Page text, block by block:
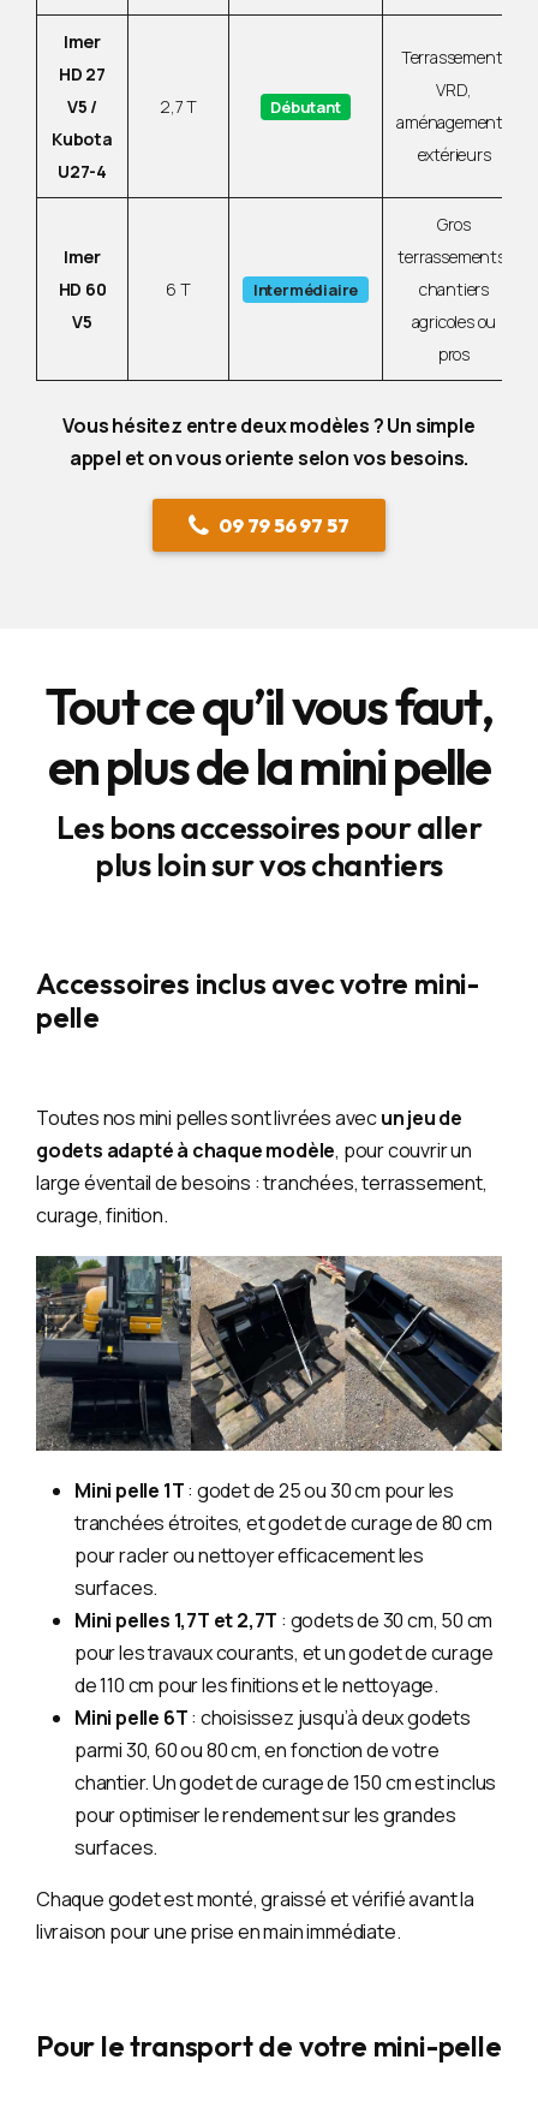
Imer
HD 27
V5 /
Kubota
U27-4
2,7 T Débutant
Terrassement,
VRD,
aménagements
extérieurs
Imer
HD 60
V5
6 T Intermédiaire
Gros
terrassements,
chantiers
agricoles ou
pros
Vous hésitez entre deux modèles ? Un simple
appel et on vous oriente selon vos besoins.
09 79 56 97 57
Tout ce qu’il vous faut,
en plus de la mini pelle
Les bons accessoires pour aller
plus loin sur vos chantiers
Accessoires inclus avec votre mini-
pelle
Toutes nos mini pelles sont livrées avecun jeu de
godets adapté à chaque modèle, pour couvrir un
large éventail de besoins : tranchées, terrassement,
curage, finition.
Mini pelle 1T: godet de 25 ou 30 cm pour les
tranchées étroites, et godet de curage de 80 cm
pour racler ou nettoyer efficacement les
surfaces.
Mini pelles 1,7T et 2,7T : godets de 30 cm, 50 cm
pour les travaux courants, et un godet de curage
de 110 cm pour les finitions et le nettoyage.
Mini pelle 6T: choisissez jusqu’à deux godets
parmi 30, 60 ou 80 cm, en fonction de votre
chantier. Un godet de curage de 150 cm est inclus
pour optimiser le rendement sur les grandes
surfaces.
Chaque godet est monté, graissé et vérifié avant la
livraison pour une prise en main immédiate.
Pour le transport de votre mini-pelle